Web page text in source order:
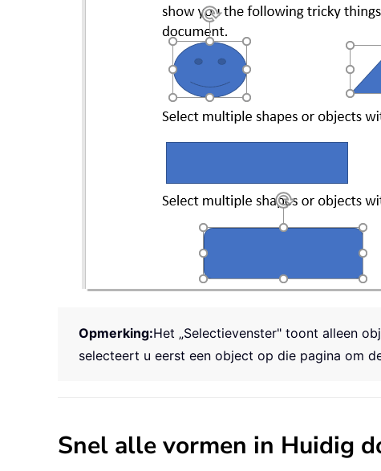
Opmerking:Het „Selectievenster" toont alleen
selecteert u eerst een object op die pagina om
Snel alle vormen in Huidig